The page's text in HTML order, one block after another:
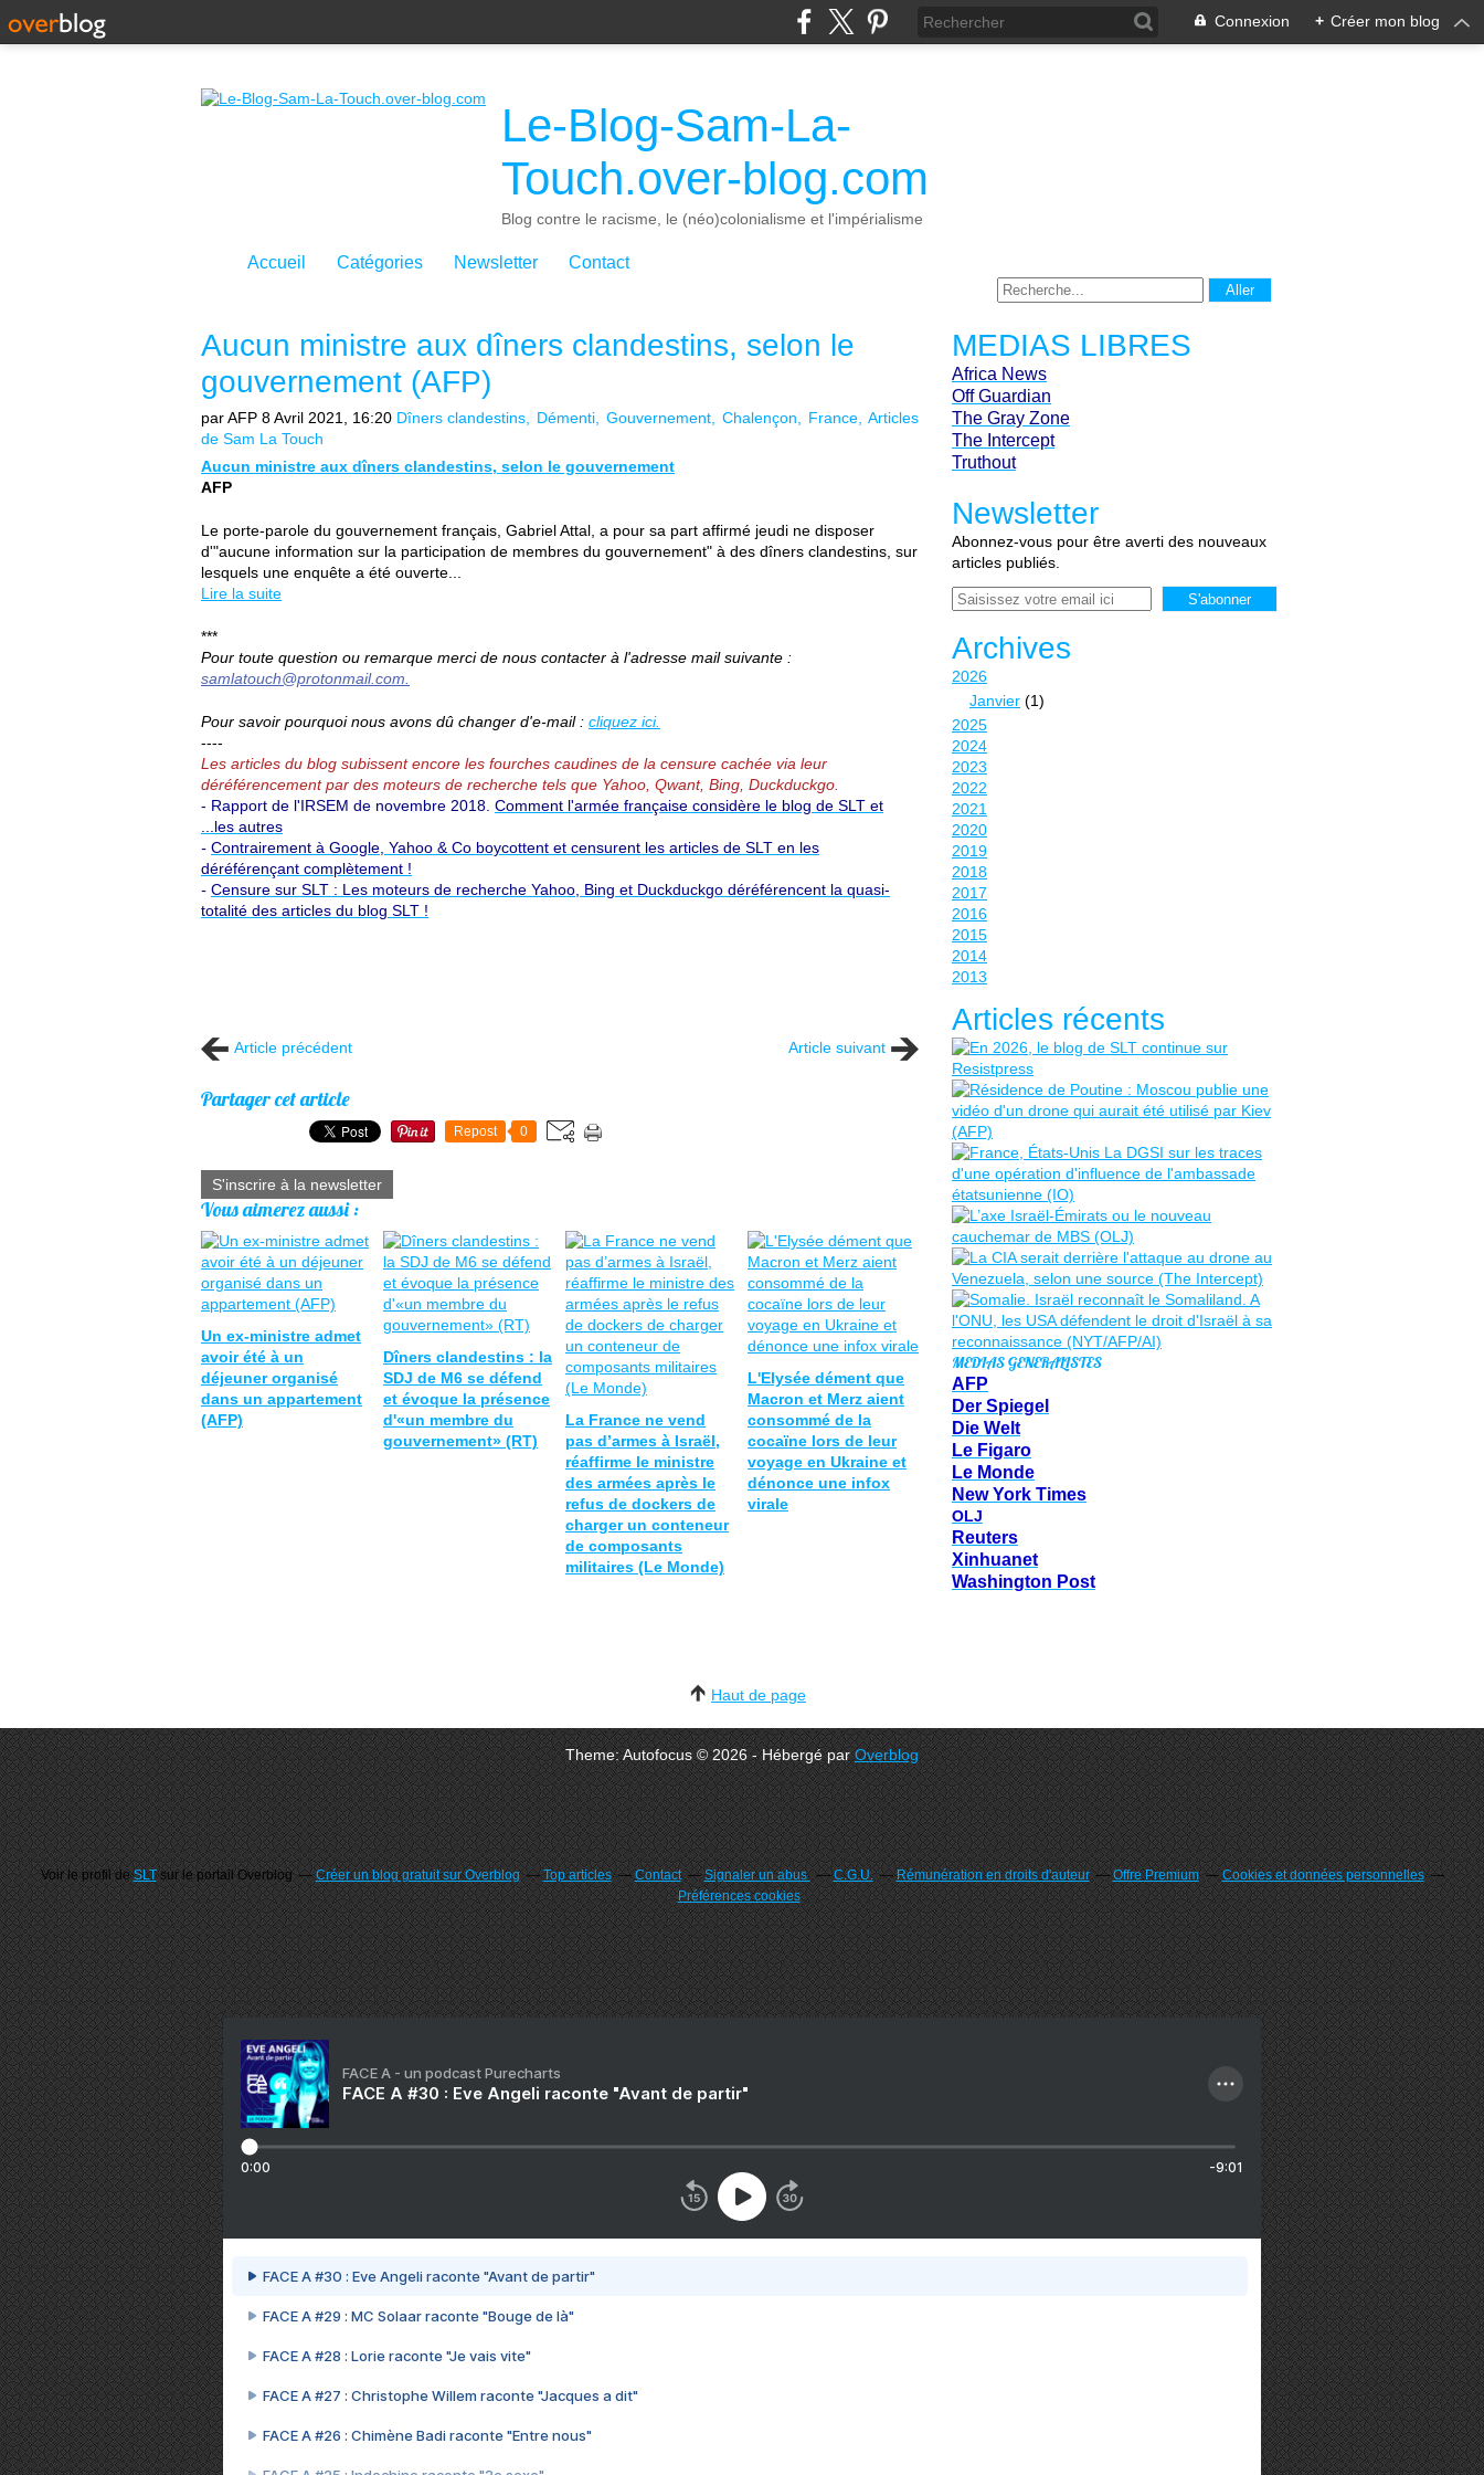
Connexion + Créer mon blog
Le-Blog-Sam-La-
Touch.over-blog.com
Blog contre le racisme, le (néo)colonialisme et l'impérialisme
Accueil Catégories Newsletter Contact
Aucun ministre aux dîners clandestins, selon le
gouvernement (AFP)
par AFP 8 Avril 2021, 16:20 Dîners clandestins Démenti Gouvernement Chalençon France Articles
de Sam La Touch
Aucun ministre aux dîners clandestins, selon le gouvernement
AFP
Le porte-parole du gouvernement français, Gabriel Attal, a pour sa part affirmé jeudi ne disposer
d'"aucune information sur la participation de membres du gouvernement" à des dîners clandestins, sur
lesquels une enquête a été ouverte...
Lire la suite
***
Pour toute question ou remarque merci de nous contacter à l'adresse mail suivante :
samlatouch@protonmail.com.
Pour savoir pourquoi nous avons dû changer d'e-mail : cliquez ici.
----
Les articles du blog subissent encore les fourches caudines de la censure cachée via leur
déréférencement par des moteurs de recherche tels que Yahoo, Qwant, Bing, Duckduckgo.
- Rapport de l'IRSEM de novembre 2018. Comment l'armée française considère le blog de SLT et
...les autres
- Contrairement à Google, Yahoo & Co boycottent et censurent les articles de SLT en les
déréférençant complètement !
- Censure sur SLT : Les moteurs de recherche Yahoo, Bing et Duckduckgo déréférencent la quasi-
totalité des articles du blog SLT !
Article précédent Article suivant
Partager cet article
Repost 0
S'inscrire à la newsletter
Vous aimerez aussi :
Un ex-ministre admet
avoir été à un
déjeuner organisé
dans un appartement
(AFP)
Dîners clandestins : la
SDJ de M6 se défend
et évoque la présence
d'«un membre du
gouvernement» (RT)
La France ne vend
pas d’armes à Israël,
réaffirme le ministre
des armées après le
refus de dockers de
charger un conteneur
de composants
militaires (Le Monde)
L'Elysée dément que
Macron et Merz aient
consommé de la
cocaïne lors de leur
voyage en Ukraine et
dénonce une infox
virale
MEDIAS LIBRES
Africa News
Off Guardian
The Gray Zone
The Intercept
Truthout
Newsletter
Abonnez-vous pour être averti des nouveaux
articles publiés.
Email
Archives
2026
Janvier (1)
2025
2024
2023
2022
2021
2020
2019
2018
2017
2016
2015
2014
2013
Articles récents
MEDIAS GENERALISTES
AFP
Der Spiegel
Die Welt
Le Figaro
Le Monde
New York Times
OLJ
Reuters
Xinhuanet
Washington Post
Haut de page
Theme: Autofocus © 2026 - Hébergé parOverblog
Voir le profil deSLTsur le portail Overblog Créer un blog gratuit sur Overblog Top articles Contact Signaler un abus C.G.U. Rémunération en droits d'auteur Offre Premium
Cookies et données personnelles
Préférences cookies
FACE A - un podcast Purecharts
FACE A #30 : Eve Angeli raconte "Avant de partir"
0:00 -9:01
FACE A #30 : Eve Angeli raconte "Avant de partir"
FACE A #29 : MC Solaar raconte "Bouge de là"
FACE A #28 : Lorie raconte "Je vais vite"
FACE A #27 : Christophe Willem raconte "Jacques a dit"
FACE A #26 : Chimène Badi raconte "Entre nous"